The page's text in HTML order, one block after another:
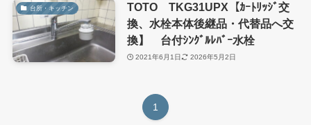
台所・キッチン
TOTO TKG31UPX【ｶｰﾄﾘｯｼﾞ交
換、水栓本体後継品・代替品へ交
換】 台付ｼﾝｸﾞﾙﾚﾊﾞｰ水栓
2021年6月1日 2026年5月2日
1